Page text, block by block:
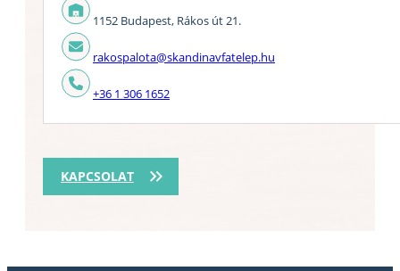
KAPCSOLAT
1152 Budapest, Rákos út 21.
rakospalota@skandinavfatelep.hu
+36 1 306 1652